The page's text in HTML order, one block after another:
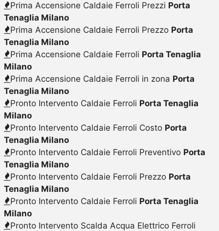
Prima Accensione Caldaie Ferroli Prezzi Porta
Tenaglia Milano
Prima Accensione Caldaie Ferroli Prezzo Porta
Tenaglia Milano
Prima Accensione Caldaie Ferroli Porta Tenaglia
Milano
Prima Accensione Caldaie Ferroli in zona Porta
Tenaglia Milano
Pronto Intervento Caldaie Ferroli Porta Tenaglia
Milano
Pronto Intervento Caldaie Ferroli Costo Porta
Tenaglia Milano
Pronto Intervento Caldaie Ferroli Preventivo Porta
Tenaglia Milano
Pronto Intervento Caldaie Ferroli Prezzo Porta
Tenaglia Milano
Pronto Intervento Caldaie Ferroli Porta Tenaglia
Milano
Pronto Intervento Scalda Acqua Elettrico Ferroli